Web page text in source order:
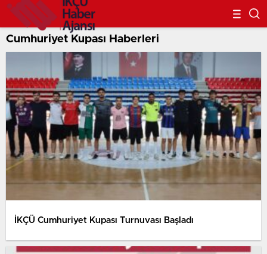
Cumhuriyet Kupası Haberleri
İKÇÜ Cumhuriyet Kupası Turnuvası Başladı